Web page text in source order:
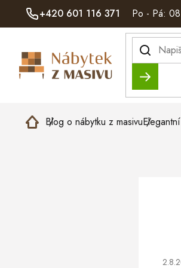
+420 601 116 371 Po - Pá:
Hledat
DomůBlog o nábytku z masivu